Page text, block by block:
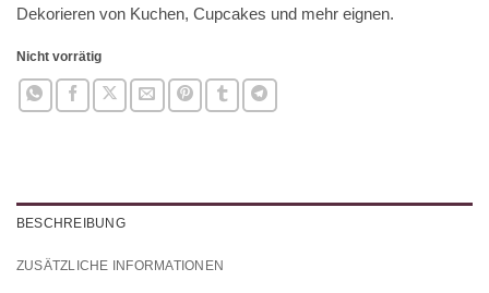
Dekorieren von Kuchen, Cupcakes und mehr eignen.
Nicht vorrätig
BESCHREIBUNG
ZUSÄTZLICHE INFORMATIONEN